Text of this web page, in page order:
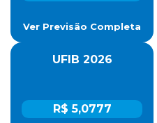
Ver Previsão Completa
UFIB 2026
R$ 5,0777